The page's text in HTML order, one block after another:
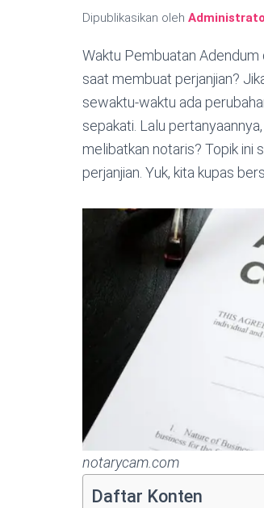
Dipublikasikan oleh
Waktu Pembuatan Adendum
saat membuat perjanjian?
sewaktu-waktu ada
sepakati. Lalu
melibatkan notaris? Topik ini
perjanjian. Yuk, kita kupas
notarycam.com
Daftar Konten